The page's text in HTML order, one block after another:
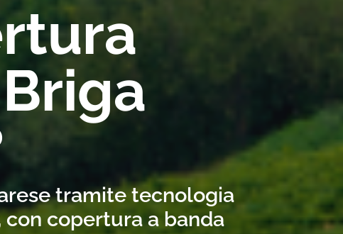
tramite tecnologia
con copertura a banda